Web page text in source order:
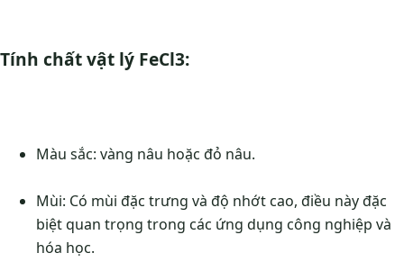
Tính chất vật lý FeCl3:
Màu sắc: vàng nâu hoặc đỏ nâu.
Mùi: Có mùi đặc trưng và độ nhớt cao, điều này đặc
biệt quan trọng trong các ứng dụng công nghiệp và
hóa học.